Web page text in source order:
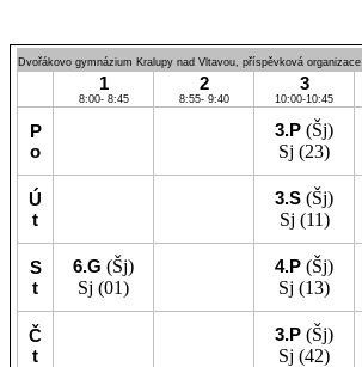
Dvořákovo gymnázium Kralupy nad Vltavou, příspěvková organizace
1
8:00- 8:45
2
8:55- 9:40
3
10:00-10:45
P
o
3.P (Šj)
Sj (23)
Ú
t
3.S (Šj)
Sj (11)
S
t
6.G (Šj)
Sj (01)
4.P (Šj)
Sj (13)
Č
t
3.P (Šj)
Sj (42)